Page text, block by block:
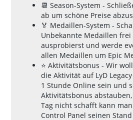
📆 Season-System -
ab um schöne Preise
🏅 Medaillen-System -
Unbekannte Medaillen
ausprobierst und werde
allen Medaillen um Epic
⭐ Aktivitätsbonus - Wir
die Aktivität auf LyD
1 Stunde Online sein und
Aktivitätsbonus
Tag nicht schafft kann
Control Panel seinen